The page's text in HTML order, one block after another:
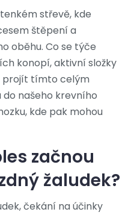
střevě, kde
štěpení a
oběhu. Co se týče
konopí, aktivní složky
projít tímto celým
do našeho krevního
kde pak mohou
začnou
žaludek?
čekání na účinky